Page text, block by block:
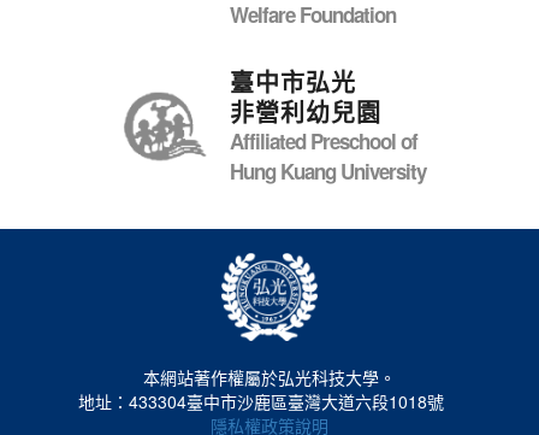
Welfare Foundation
臺中市弘光
非營利幼兒園
Affiliated Preschool of
Hung Kuang University
本網站著作權屬於弘光科技大學。
地址：433304臺中市沙鹿區臺灣大道六段1018號
隱私權政策說明